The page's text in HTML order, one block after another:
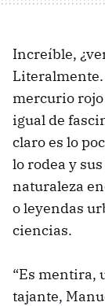
Increíble,
Literalmente.
mercurio rojo
igual de
claro es lo
lo rodea y
naturaleza
o leyendas
ciencias.
“Es mentira,
tajante,